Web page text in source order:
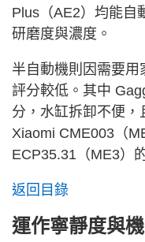
Plus（AE2）均能自
研磨度與濃度。
半自動機則因需要
評分較低。其中
分，水缸拆卸不便
Xiaomi CME003（
ECP35.31（ME3）
返回目錄
運作寧靜度與